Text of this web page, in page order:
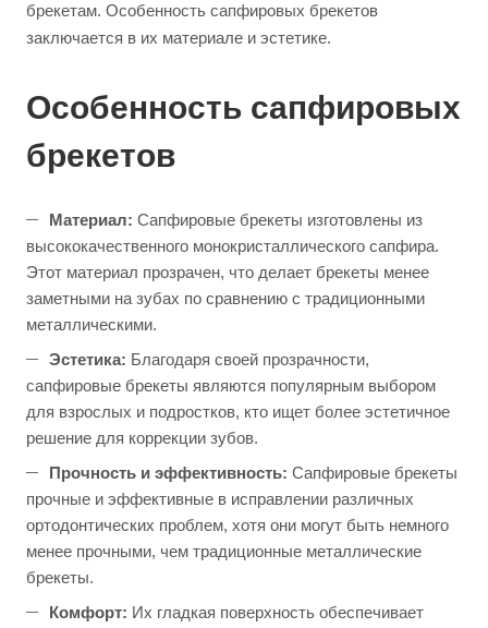
брекетам. Особенность сапфировых брекетов
заключается в их материале и эстетике.
Особенность сапфировых
брекетов
Материал: Сапфировые брекеты изготовлены из
высококачественного монокристаллического сапфира.
Этот материал прозрачен, что делает брекеты менее
заметными на зубах по сравнению с традиционными
металлическими.
Эстетика: Благодаря своей прозрачности,
сапфировые брекеты являются популярным выбором
для взрослых и подростков, кто ищет более эстетичное
решение для коррекции зубов.
Прочность и эффективность: Сапфировые брекеты
прочные и эффективные в исправлении различных
ортодонтических проблем, хотя они могут быть немного
менее прочными, чем традиционные металлические
брекеты.
Комфорт: Их гладкая поверхность обеспечивает